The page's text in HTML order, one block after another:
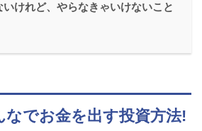
けれど、やらなきゃいけないこと
なでお金を出す投資方法!